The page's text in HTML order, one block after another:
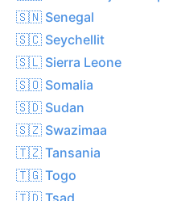
🇸🇳 Senegal
🇸🇨 Seychellit
🇸🇱 Sierra Leone
🇸🇴 Somalia
🇸🇩 Sudan
🇸🇿 Swazimaa
🇹🇿 Tansania
🇹🇬 Togo
🇹🇩 Tsad